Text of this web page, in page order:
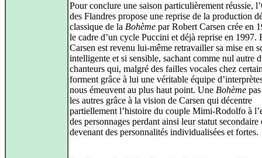
Pour conclure une saison particulièrement réussie,
des Flandres propose une reprise de la production
classique de la Bohème par Robert Carsen crée en
le cadre d’un cycle Puccini et déjà reprise en 1997.
Carsen est revenu lui-même retravailler sa mise en
intelligente et si sensible, sachant comme nul autre
chanteurs qui, malgré des failles vocales chez
forment grâce à lui une véritable équipe
nous émeuvent au plus haut point. Une Bohème
les autres grâce à la vision de Carsen qui décentre
partiellement l’histoire du couple Mimi-Rodolfo à
des personnages perdant ainsi leur statut secondaire
devenant des personnalités individualisées et fortes.